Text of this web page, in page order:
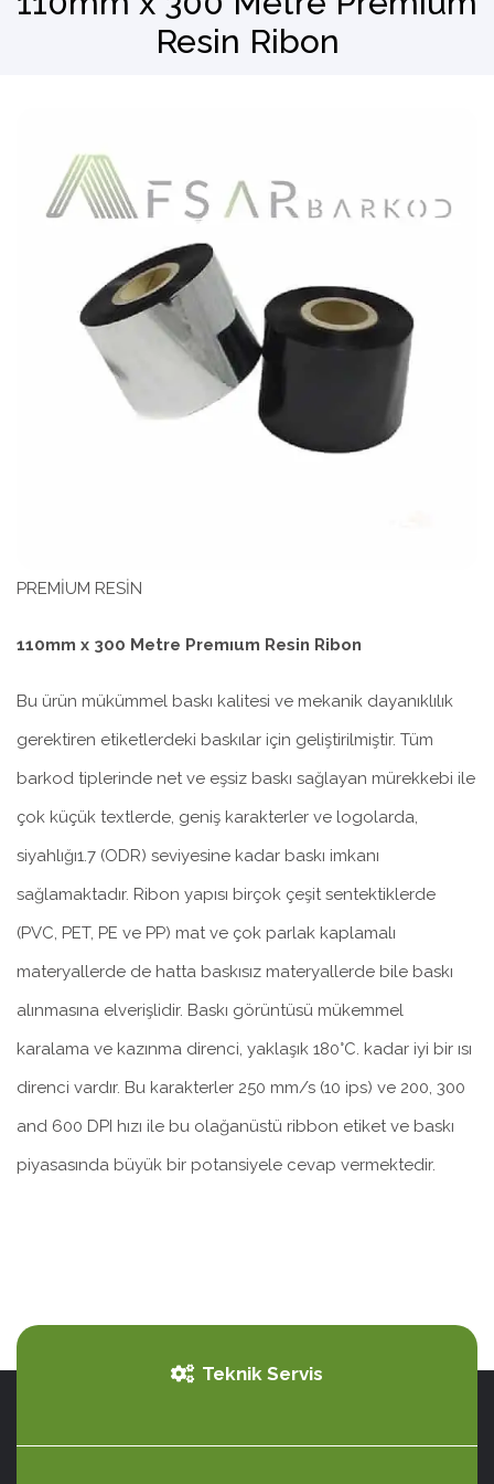
Barkod OkuyucuResin Ribon
PREMİUM RESİN
110mm x 300 Metre Premıum Resin Ribon
Bu ürün mükümmel baskı kalitesi ve mekanik dayanıklılık
gerektiren etiketlerdeki baskılar için geliştirilmiştir. Tüm
barkod tiplerinde net ve eşsiz baskı sağlayan mürekkebi ile
çok küçük textlerde, geniş karakterler ve logolarda,
siyahlığı1.7 (ODR) seviyesine kadar baskı imkanı
sağlamaktadır. Ribon yapısı birçok çeşit sentektiklerde
(PVC, PET, PE ve PP) mat ve çok parlak kaplamalı
materyallerde de hatta baskısız materyallerde bile baskı
alınmasına elverişlidir. Baskı görüntüsü mükemmel
karalama ve kazınma direnci, yaklaşık 180°C. kadar iyi bir ısı
direnci vardır. Bu karakterler 250 mm/s (10 ips) ve 200, 300
and 600 DPI hızı ile bu olağanüstü ribbon etiket ve baskı
piyasasında büyük bir potansiyele cevap vermektedir.
Teknik Servis